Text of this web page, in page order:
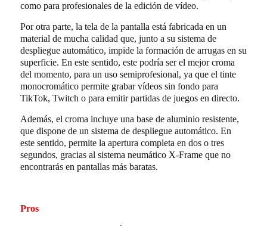
como para profesionales de la edición de vídeo.
Por otra parte, la tela de la pantalla está fabricada en un
material de mucha calidad que, junto a su sistema de
despliegue automático, impide la formación de arrugas en su
superficie. En este sentido, este podría ser el mejor croma
del momento, para un uso semiprofesional, ya que el tinte
monocromático permite grabar vídeos sin fondo para
TikTok, Twitch o para emitir partidas de juegos en directo.
Además, el croma incluye una base de aluminio resistente,
que dispone de un sistema de despliegue automático. En
este sentido, permite la apertura completa en dos o tres
segundos, gracias al sistema neumático X-Frame que no
encontrarás en pantallas más baratas.
Pros